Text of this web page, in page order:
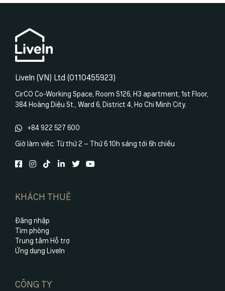
LiveIn (VN) Ltd (0110455923)
CirCO Co-Working Space, Room S126, H3 apartment, 1st Floor,
384 Hoàng Diệu St., Ward 6, District 4, Ho Chi Minh City.
+84 922 527 600
Giờ làm việc: Từ thứ 2 – Thứ 6 10h sáng tới 6h chiều
KHÁCH THUÊ
Đăng nhập
Tìm phòng
Trung tâm Hỗ trợ
Ứng dụng LiveIn
CÔNG TY